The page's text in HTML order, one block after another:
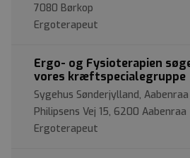
7080 Børkop
Ergoterapeut
Ergo- og Fysioterapien
vores kræftspecialegruppe
Sygehus Sønderjylland,
Philipsens Vej 15, 6200 Aabenraa
Ergoterapeut